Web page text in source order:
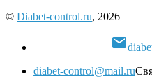
© Diabet-control.ru, 2026

diabet-control@mail.ru